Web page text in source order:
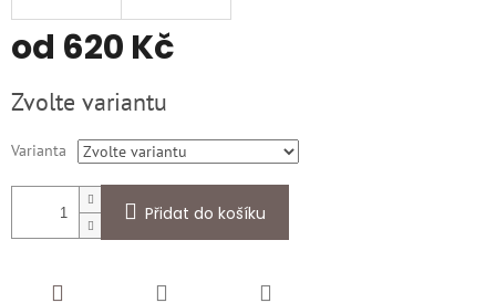
od 620 Kč
cena:
Zvolte variantu
Varianta
Přidat do košíku